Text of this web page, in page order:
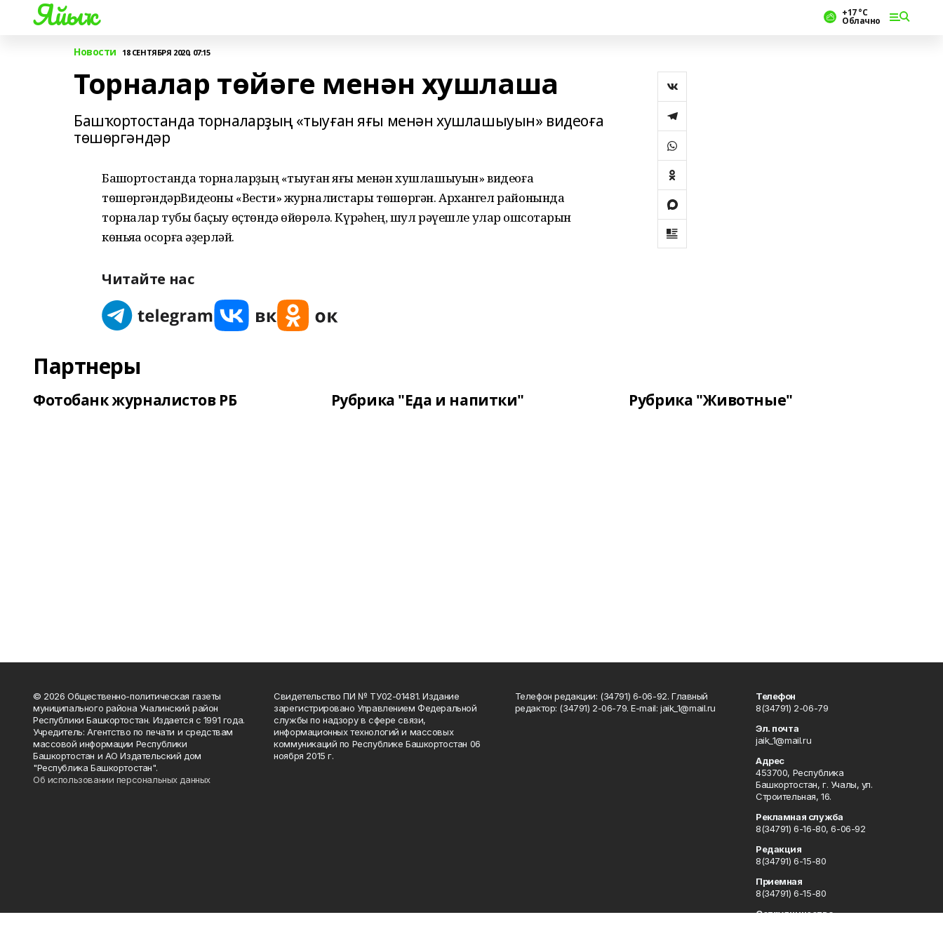
Яйыҡ +17 °С
Облачно
Новости 18 СЕНТЯБРЯ 2020, 07:15
Торналар төйәге менән хушлаша
Башҡортостанда торналарҙың «тыуған яғы менән хушлашыуын» видеоға
төшөргәндәр
Башҡортостанда торналарҙың «тыуған яғы менән хушлашыуын» видеоға
төшөргәндәрВидеоны «Вести» журналистары төшөргән. Архангел районында
торналар тубы баҫыу өҫтөндә өйөрөлә. Күрәһең, шул рәүешле улар ҡошсоҡтарын
көньяҡҡа осорға әҙерләй.
Читайте нас
Партнеры
Фотобанк журналистов РБ Рубрика "Еда и напитки" Рубрика "Животные"
© 2026 Общественно-политическая газеты
муниципального района Учалинский район
Республики Башкортостан. Издается с 1991 года.
Учредитель: Агентство по печати и средствам
массовой информации Республики
Башкортостан и АО Издательский дом
"Республика Башкортостан".
Об использовании персональных данных
Свидетельство ПИ № ТУ02-01481. Издание
зарегистрировано Управлением Федеральной
службы по надзору в сфере связи,
информационных технологий и массовых
коммуникаций по Республике Башкортостан 06
ноября 2015 г.
Телефон редакции: (34791) 6-06-92. Главный
редактор: (34791) 2-06-79. Е-mаil: jaik_1@mail.ru
Телефон
8(34791) 2-06-79
Эл. почта
jaik_1@mail.ru
Адрес
453700, Республика
Башкортостан, г. Учалы, ул.
Строительная, 16.
Рекламная служба
8(34791) 6-16-80, 6-06-92
Редакция
8(34791) 6-15-80
Приемная
8(34791) 6-15-80
Сотрудничество